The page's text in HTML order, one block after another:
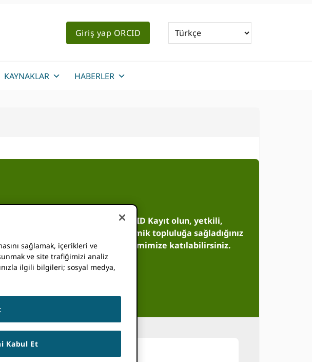
Giriş yap ORCID
KAYNAKLAR HABERLER
şuraya bağlayarak: ORCID Kayıt olun, yetkili,
kaliteli profil verileriyle akademik topluluğa sağladığınız
artırabilir, 5,000'i aşkın ekosistemimize katılabilirsiniz.
entegre sistemler.
sağlamak, içerikleri ve
ve site trafiğimizi analiz
ilgili bilgileri; sosyal medya,
Kabul Et